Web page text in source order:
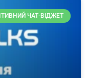
ЧАТ-ВІДЖЕТ